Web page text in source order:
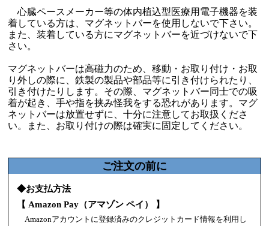
心臓ペースメーカー等の体内植込型医療用電子機器を装
着している方は、マグネットバーを使用しないで下さい。
また、装着している方にマグネットバーを近づけないで下
さい。
マグネットバーは高磁力のため、移動・お取り付け・お取
り外しの際に、鉄製の製品や部品等に引き付けられたり、
引き付けたりします。その際、マグネットバー同士での吸
着が起き、手や指を挟み怪我をする恐れがあります。マグ
ネットバーは放置せずに、十分に注意してお取扱くださ
い。また、お取り付けの際は確実に固定してください。
ご注文の前に
◆お支払方法
【 Amazon Pay（アマゾン ペイ） 】
Amazonアカウントに登録済みのクレジットカード情報を利用し